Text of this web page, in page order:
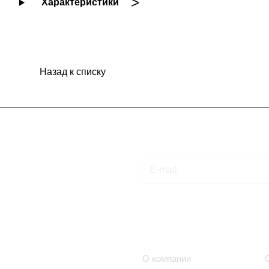
Характеристики
Назад к списку
О компании